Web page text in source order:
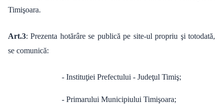
Timişoara.
Art.3: Prezenta hotărâre se publică pe site-ul propriu şi totodată,
se comunică:
- Instituţiei Prefectului - Judeţul Timiş;
- Primarului Municipiului Timişoara;